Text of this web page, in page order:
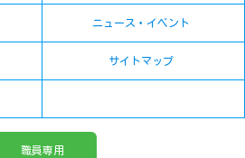
ニュース・イベント
サイトマップ
職員専用